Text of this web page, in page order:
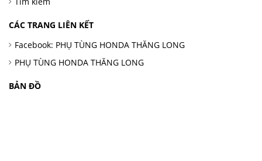
CÁC TRANG LIÊN KẾT
Facebook: PHỤ TÙNG HONDA THĂNG LONG
PHỤ TÙNG HONDA THĂNG LONG
BẢN ĐỒ